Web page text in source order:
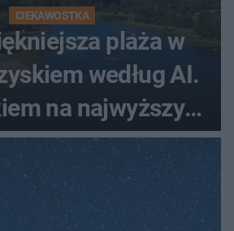
CIEKAWOSTKA
plaża w
według AI.
na najwyższy
Świętokrzyskich